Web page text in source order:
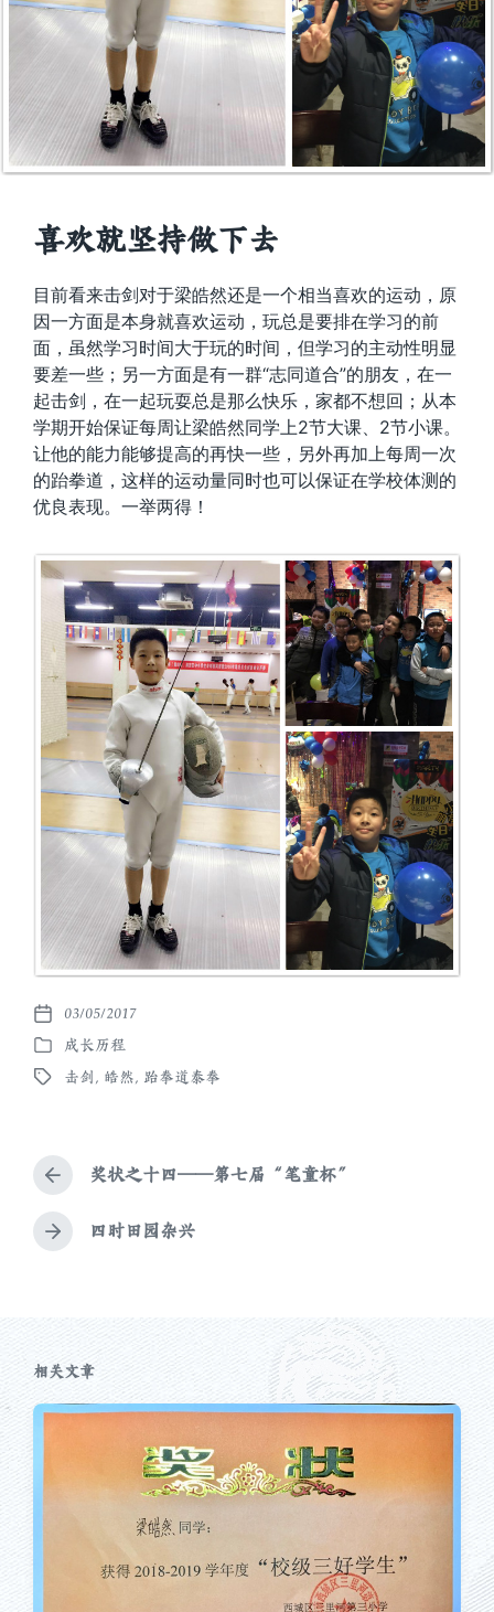
喜欢就坚持做下去
目前看来击剑对于梁皓然还是一个相当喜欢的运动，原
因一方面是本身就喜欢运动，玩总是要排在学习的前
面，虽然学习时间大于玩的时间，但学习的主动性明显
要差一些；另一方面是有一群“志同道合”的朋友，在一
起击剑，在一起玩耍总是那么快乐，家都不想回；从本
学期开始保证每周让梁皓然同学上2节大课、2节小课。
让他的能力能够提高的再快一些，另外再加上每周一次
的跆拳道，这样的运动量同时也可以保证在学校体测的
优良表现。一举两得！
发
布
日
03/05/2017
发
布
成长历程
标
击剑, 皓然, 跆拳道泰拳
上
篇
文
章
奖状之十四——第七届“笔童杯”
下
：
四时田园杂兴
相关文章